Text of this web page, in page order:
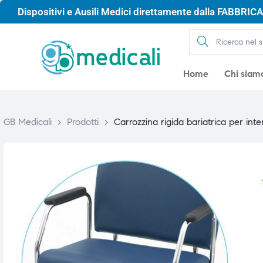
Dispositivi e Ausili Medici direttamente dalla
Home Chi
GB Medicali > Prodotti > Carrozzina rigida bariatrica per